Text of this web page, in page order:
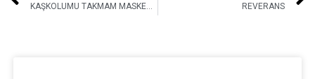
KAŞKOLUMU TAKMAM MASKEMİ TAKARIM REVERANS